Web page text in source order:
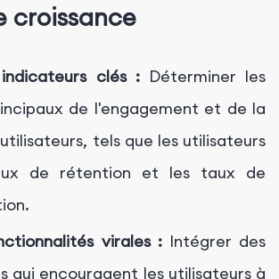
croissance
clés :Déterminer les
de l'engagement et de la
tels que les utilisateurs
de rétention et les taux de
virales :Intégrer des
qui encouragent les utilisateurs à